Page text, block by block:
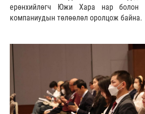
ерөнхийлөгч Южи Хара нар болон
компаниудын төлөөлөл оролцож байна.